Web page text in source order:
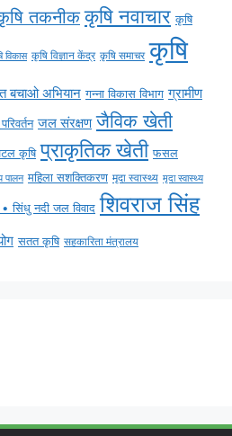
तकनीक कृषि नवाचार कृषि
विकास कृषि विज्ञान केंद्र कृषि समाचर कृषि
बचाओ अभियान गन्ना विकास विभाग ग्रामीण
जल संरक्षण जैविक खेती
कृषि प्राकृतिक खेती फसल
पालन महिला सशक्तिकरण मृदा स्वास्थ्य मृदा स्वास्थ्य
सिंधु नदी जल विवाद शिवराज सिंह
सतत कृषि सहकारिता मंत्रालय